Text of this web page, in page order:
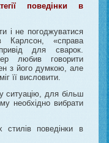
поведінки в
і не погоджуватися
«справа
для сварок.
любив говорити
з його думкою, але
її висловити.
ситуацію, для більш
необхідно вибрати
стилів поведінки в